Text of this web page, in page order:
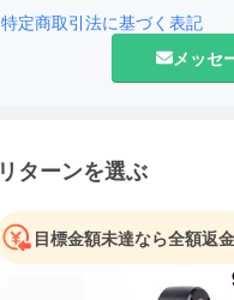
そのため弊社は数多くの海外
価値ある商品を価値ある価格
のニーズを十分に満たす製品
製品及び配送に関するお問い
特定商取引法に基づく表記
メッセ
リターンを選ぶ
目標金額未達なら全額返